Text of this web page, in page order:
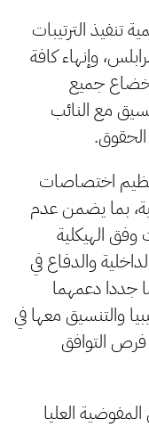
تنفيذ الترتيبات
وإنهاء كافة
جميع
مع النائب
اختصاصات
بما يضمن عدم
الهيكلية
والدفاع في
جددا دعمهما
والتنسيق معها في
فرص التوافق
العليا